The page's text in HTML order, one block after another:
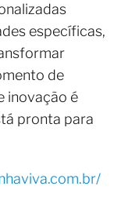
específicas,
de
inovação é
pronta para